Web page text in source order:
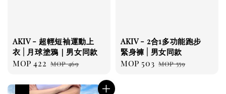
AKIV - 超輕短袖運動上
衣 | 月球塗鴉｜男女同款
Sale
MOP 422 Regular
MOP 469
AKIV - 2合1多功能跑步
緊身褲 | 男女同款
Sale
MOP 503 Regular
MOP 559